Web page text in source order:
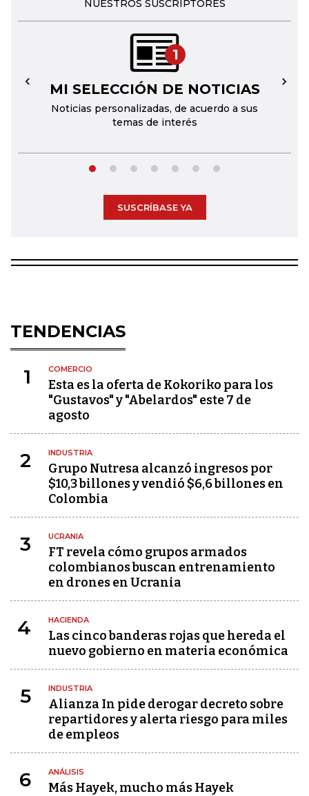
NUESTROS SUSCRIPTORES
1
MI SELECCIÓN DE NOTICIAS
Noticias personalizadas, de acuerdo a sus
temas de interés
← →
SUSCRÍBASE YA
TENDENCIAS
1 COMERCIO
Esta es la oferta de Kokoriko para los
"Gustavos" y "Abelardos" este 7 de
agosto
2 INDUSTRIA
Grupo Nutresa alcanzó ingresos por
$10,3 billones y vendió $6,6 billones en
Colombia
3 UCRANIA
FT revela cómo grupos armados
colombianos buscan entrenamiento
en drones en Ucrania
4 HACIENDA
Las cinco banderas rojas que hereda el
nuevo gobierno en materia económica
5 INDUSTRIA
Alianza In pide derogar decreto sobre
repartidores y alerta riesgo para miles
de empleos
6 ANÁLISIS
Más Hayek, mucho más Hayek